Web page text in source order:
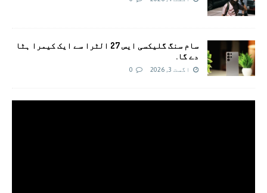
سام سنگ گلیکسی ایس 27 الٹرا سے ایک کیمرا ہٹا
دے گا.
اگست 3, 2026 0